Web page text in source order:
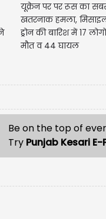
यूक्रेन पर पर रूस का
खतरनाक हमला, मिसाइल-
ड्रोन की बारिश में 17
मौत व 44 घायल
Be on the top of
Try Punjab Kesari